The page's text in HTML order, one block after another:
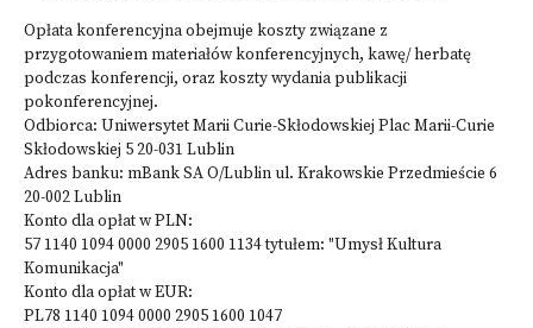
Opłata konferencyjna obejmuje koszty związane z
przygotowaniem materiałów konferencyjnych, kawę/ herbatę
podczas konferencji, oraz koszty wydania publikacji
pokonferencyjnej.
Odbiorca: Uniwersytet Marii Curie-Skłodowskiej Plac Marii-Curie
Skłodowskiej 5 20-031 Lublin
Adres banku: mBank SA O/Lublin ul. Krakowskie Przedmieście 6
20-002 Lublin
Konto dla opłat w PLN:
57 1140 1094 0000 2905 1600 1134 tytułem: "Umysł Kultura
Komunikacja"
Konto dla opłat w EUR:
PL78 1140 1094 0000 2905 1600 1047